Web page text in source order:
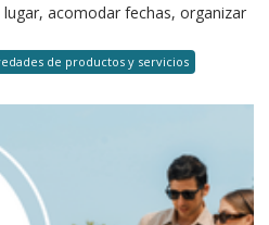
acomodar fechas, organizar
de productos y servicios